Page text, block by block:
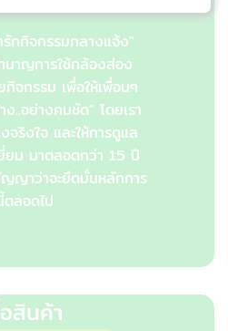
รักกิจกรรมกลางแจ้ง"
นาญการใช้กล้องส่อง
กิจกรรม เพื่อให้เพื่อนๆ
..อย่างคมชัด" โดยเรา
จริงใจ และให้การดูแล
ยม มาตลอดกว่า 15 ปี
ญญาว่าจะยึดมั่นหลักการ
ตลอดไป
สินค้า